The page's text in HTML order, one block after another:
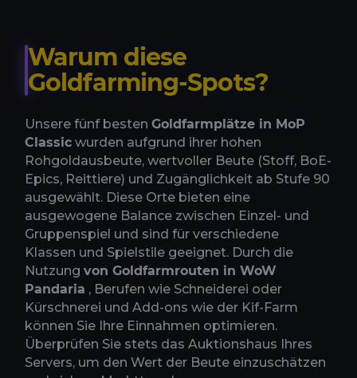
Warum diese
Goldfarming-Spots?
Unsere fünf besten Goldfarmplätze in MoP
Classic wurden aufgrund ihrer hohen
Rohgoldausbeute, wertvoller Beute (Stoff, BoE-
Epics, Reittiere) und Zugänglichkeit ab Stufe 90
ausgewählt. Diese Orte bieten eine
ausgewogene Balance zwischen Einzel- und
Gruppenspiel und sind für verschiedene
Klassen und Spielstile geeignet. Durch die
Nutzung von Goldfarmrouten in WoW
Pandaria , Berufen wie Schneiderei oder
Kürschnerei und Add-ons wie der Kif-Farm
können Sie Ihre Einnahmen optimieren.
Überprüfen Sie stets das Auktionshaus Ihres
Servers, um den Wert der Beute einzuschätzen